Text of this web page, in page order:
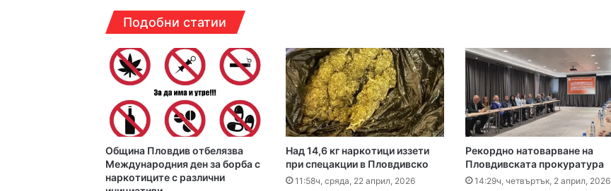
Над 5 кг наркотици иззети в Пловдивско за месец
16:16ч, петък, 7 август, 2026
Какво да правим в Пловдив (07.08– 13.08)
16:10ч, петък, 7 август, 2026
Етикетите в магазините остават само в евро
Подобни статии
Община Пловдив отбелязва
Международния ден за борба с
наркотиците с различни
Над 14,6 кг наркотици иззети
при спецакции в Пловдивско
11:58ч, сряда, 22 април, 2026
Рекордно натоварване на
Пловдивската прокуратура
14:29ч, четвъртък, 2 април, 2026